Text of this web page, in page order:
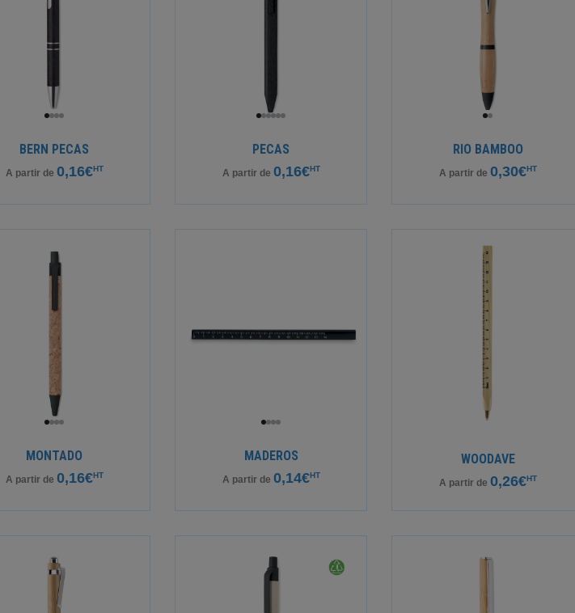
BERN PECAS
A partir de 0,16€HT
PECAS
A partir de 0,16€HT
RIO BAMBOO
A partir de 0,30€HT
MONTADO
A partir de 0,16€HT
MADEROS
A partir de 0,14€HT
WOODAVE
A partir de 0,26€HT